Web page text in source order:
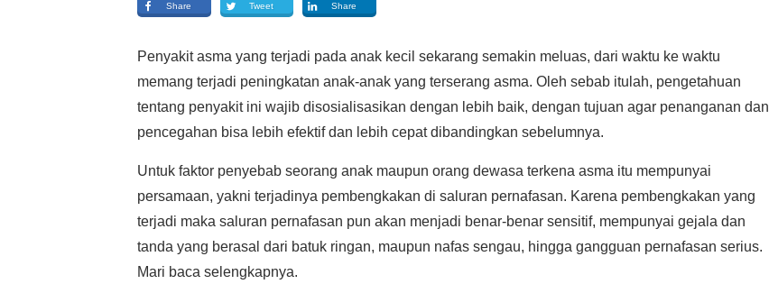
Share Tweet Share
Penyakit asma yang terjadi pada anak kecil sekarang semakin meluas, dari waktu ke waktu
memang terjadi peningkatan anak-anak yang terserang asma. Oleh sebab itulah, pengetahuan
tentang penyakit ini wajib disosialisasikan dengan lebih baik, dengan tujuan agar penanganan dan
pencegahan bisa lebih efektif dan lebih cepat dibandingkan sebelumnya.
Untuk faktor penyebab seorang anak maupun orang dewasa terkena asma itu mempunyai
persamaan, yakni terjadinya pembengkakan di saluran pernafasan. Karena pembengkakan yang
terjadi maka saluran pernafasan pun akan menjadi benar-benar sensitif, mempunyai gejala dan
tanda yang berasal dari batuk ringan, maupun nafas sengau, hingga gangguan pernafasan serius.
Mari baca selengkapnya.